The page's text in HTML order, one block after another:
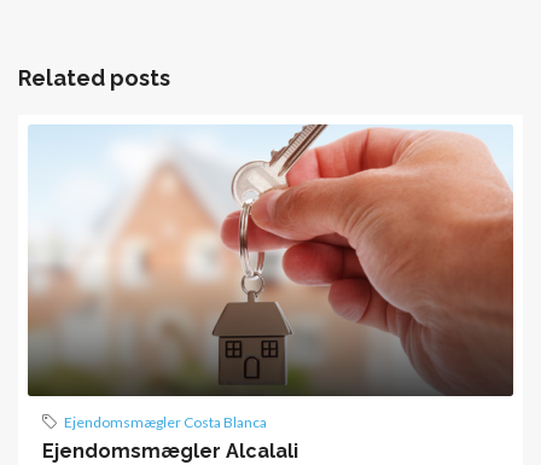
Related posts
Ejendomsmægler Costa Blanca
Ejendomsmægler Alcalali